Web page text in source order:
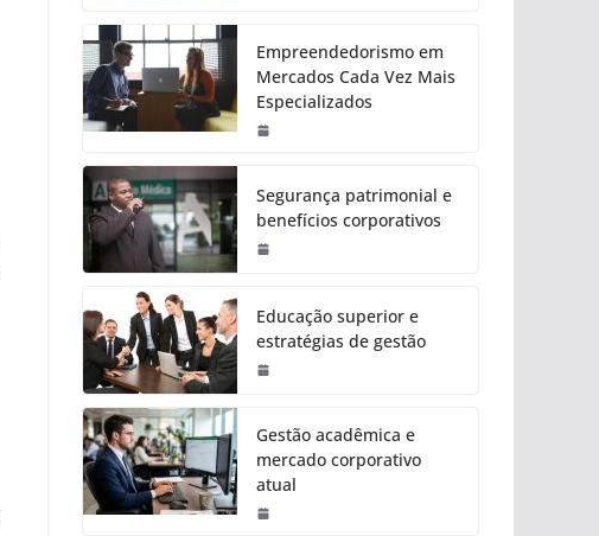
Empreendedorismo em
Mercados Cada Vez Mais
Especializados
Segurança patrimonial e
benefícios corporativos
Educação superior e
estratégias de gestão
Gestão acadêmica e
mercado corporativo
atual